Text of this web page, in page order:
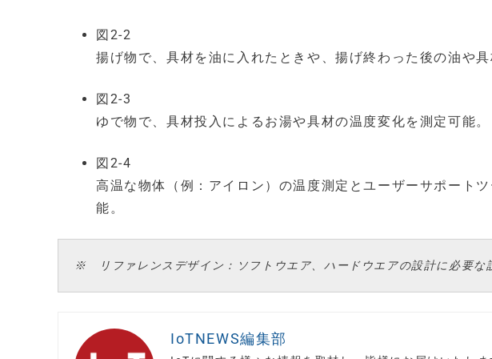
図2-2
揚げ物で、具材を油に入れたときや、揚げ終わった後の油や具
図2-3
ゆで物で、具材投入によるお湯や具材の温度変化を測定可能。
図2-4
高温な物体（例：アイロン）の温度測定とユーザーサポート
能。
※ リファレンスデザイン：ソフトウエア、ハードウエアの設計に必要な
IoTNEWS編集部